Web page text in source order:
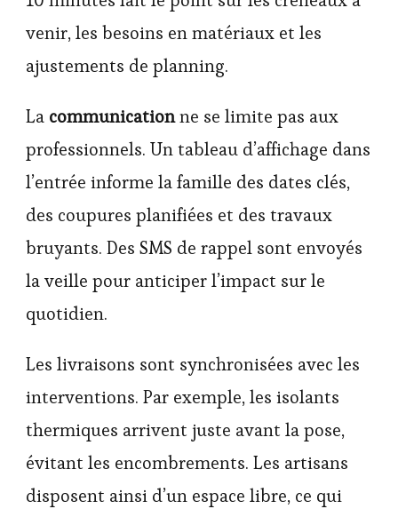
venir, les besoins en matériaux et les
ajustements de planning.
La communicationne se limite pas aux
professionnels. Un tableau d’affichage dans
l’entrée informe la famille des dates clés,
des coupures planifiées et des travaux
bruyants. Des SMS de rappel sont envoyés
la veille pour anticiper l’impact sur le
quotidien.
Les livraisons sont synchronisées avec les
interventions. Par exemple, les isolants
thermiques arrivent juste avant la pose,
évitant les encombrements. Les artisans
disposent ainsi d’un espace libre, ce qui